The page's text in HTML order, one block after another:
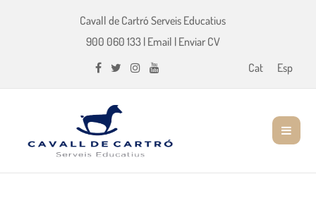
Cavall de Cartró Serveis Educatius
900 060 133| Email | Enviar CV
Cat
Esp